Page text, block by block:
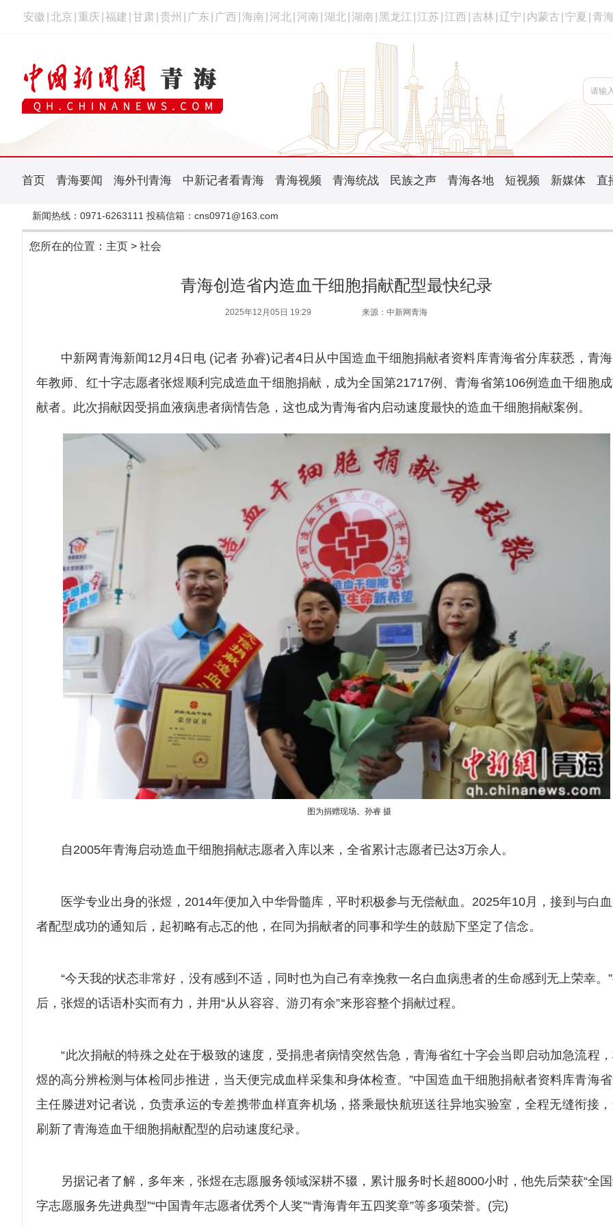
安徽 北京 重庆 福建 甘肃 贵州 广东 广西 海南 河北 河南 湖北 湖南 黑龙江 江苏 江西 吉林 辽宁 内蒙古 宁夏 青
首页 青海要闻 海外刊青海 中新记者看青海 青海视频 青海统战 民族之声 青海各地 短视频 新媒体 直
新闻热线：0971-6263111 投稿信箱：cns0971@163.com
您所在的位置： 主页 > 社会
青海创造省内造血干细胞捐献配型最快纪录
2025年12月05日 19:29 来源：中新网青海
中新网青海新闻12月4日电 (记者 孙睿)记者4日从中国造血干细胞捐献者资料库青海省分库获悉，青
年教师、红十字志愿者张煜顺利完成造血干细胞捐献，成为全国第21717例、青海省第106例造血干细胞
献者。此次捐献因受捐血液病患者病情告急，这也成为青海省内启动速度最快的造血干细胞捐献案例。
图为捐赠现场。孙睿 摄
自2005年青海启动造血干细胞捐献志愿者入库以来，全省累计志愿者已达3万余人。
医学专业出身的张煜，2014年便加入中华骨髓库，平时积极参与无偿献血。2025年10月，接到与白
者配型成功的通知后，起初略有忐忑的他，在同为捐献者的同事和学生的鼓励下坚定了信念。
“今天我的状态非常好，没有感到不适，同时也为自己有幸挽救一名白血病患者的生命感到无上荣幸。
后，张煜的话语朴实而有力，并用“从从容容、游刃有余”来形容整个捐献过程。
“此次捐献的特殊之处在于极致的速度，受捐患者病情突然告急，青海省红十字会当即启动加急流程
煜的高分辨检测与体检同步推进，当天便完成血样采集和身体检查。”中国造血干细胞捐献者资料库青海
主任滕进对记者说，负责承运的专差携带血样直奔机场，搭乘最快航班送往异地实验室，全程无缝衔接
刷新了青海造血干细胞捐献配型的启动速度纪录。
另据记者了解，多年来，张煜在志愿服务领域深耕不辍，累计服务时长超8000小时，他先后荣获“全
字志愿服务先进典型”“中国青年志愿者优秀个人奖”“青海青年五四奖章”等多项荣誉。(完)